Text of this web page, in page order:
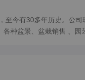
至今有30多年历史。公
各种盆景、盆栽销售 、